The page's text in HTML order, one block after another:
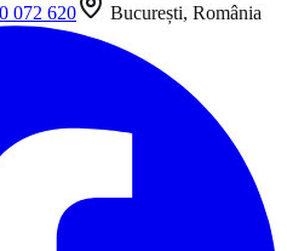
072 620 București, România